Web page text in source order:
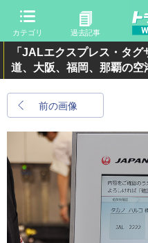
カテゴリ 過去記事
「JALエクスプレス・タ
道、大阪、福岡、那覇の空
前の画像